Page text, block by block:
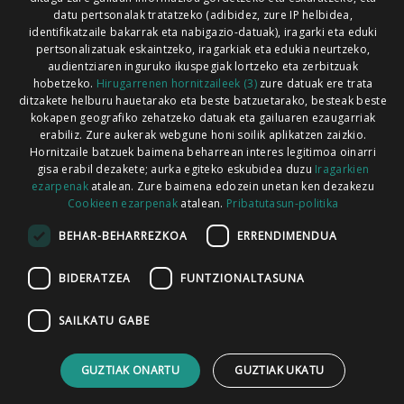
Xorroxin irratia | Lesaka | T. 948638288
Codesyntaxek garatua
HONI BURUZ LEGE OHARRA PUBLIZITATEA
ARAUAK HARREMANETARAKO RSS
datu pertsonalak tratatzeko (adibidez, zure IP helbidea,
identifikatzaile bakarrak eta nabigazio-datuak), iragarki eta eduki
pertsonalizatuak eskaintzeko, iragarkiak eta edukia neurtzeko,
audientziaren inguruko ikuspegiak lortzeko eta zerbitzuak
hobetzeko. Hirugarrenen hornitzaileek (3)zure datuak ere trata
ditzakete helburu hauetarako eta beste batzuetarako, besteak beste
kokapen geografiko zehatzeko datuak eta gailuaren ezaugarriak
erabiliz. Zure aukerak webgune honi soilik aplikatzen zaizkio.
Hornitzaile batzuek baimena beharrean interes legitimoa oinarri
gisa erabil dezakete; aurka egiteko eskubidea duzu Iragarkien
ezarpenakatalean. Zure baimena edozein unetan ken dezakezu
Cookieen ezarpenak atalean. Pribatutasun-politika
BEHAR-BEHARREZKOA ERRENDIMENDUA
BIDERATZEA FUNTZIONALTASUNA
SAILKATU GABE
GUZTIAK ONARTU GUZTIAK UKATU